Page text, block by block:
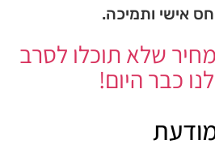
אישי ותמיכה.
שלא תוכלו לסרב
כבר היום!